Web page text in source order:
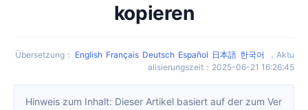
kopieren
Übersetzung ： English Français Deutsch Español 日本語 한국어 ， Aktu
alisierungszeit ： 2025-06-21 16:26:45
Hinweis zum Inhalt: Dieser Artikel basiert auf der zum Ver